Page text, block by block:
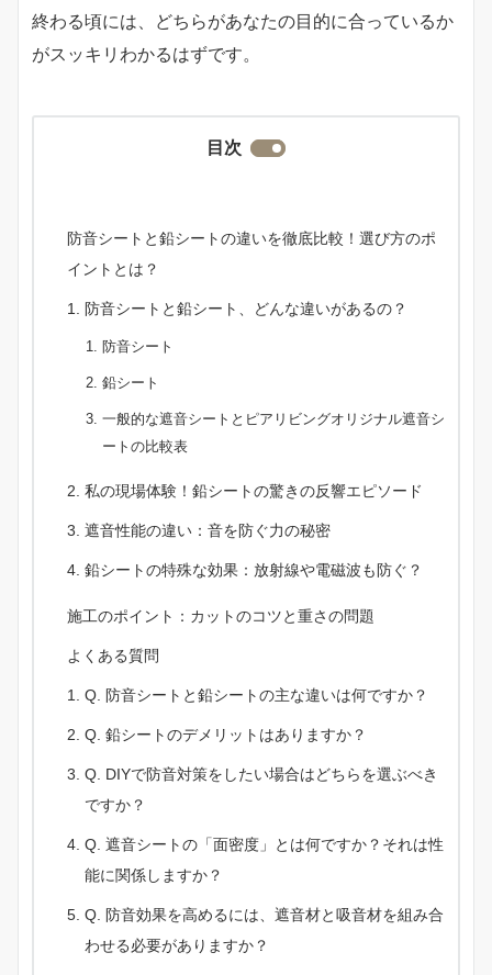
終わる頃には、どちらがあなたの目的に合っているか
がスッキリわかるはずです。
目次
防音シートと鉛シートの違いを徹底比較！選び方のポ
イントとは？
防音シートと鉛シート、どんな違いがあるの？
防音シート
鉛シート
一般的な遮音シートとピアリビングオリジナル遮音シ
ートの比較表
私の現場体験！鉛シートの驚きの反響エピソード
遮音性能の違い：音を防ぐ力の秘密
鉛シートの特殊な効果：放射線や電磁波も防ぐ？
施工のポイント：カットのコツと重さの問題
よくある質問
Q. 防音シートと鉛シートの主な違いは何ですか？
Q. 鉛シートのデメリットはありますか？
Q. DIYで防音対策をしたい場合はどちらを選ぶべき
ですか？
Q. 遮音シートの「面密度」とは何ですか？それは性
能に関係しますか？
Q. 防音効果を高めるには、遮音材と吸音材を組み合
わせる必要がありますか？